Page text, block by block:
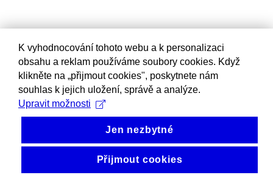
K vyhodnocování tohoto webu a k personalizaci
obsahu a reklam používáme soubory cookies. Když
klikněte na „přijmout cookies", poskytnete nám
souhlas k jejich uložení, správě a analýze.
Upravit možnosti
Jen nezbytné
Přijmout cookies